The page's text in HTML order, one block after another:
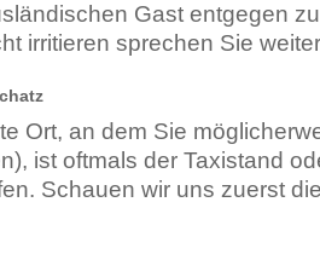
Gast entgegen
irritieren sprechen Sie
Ort, an dem Sie
ist oftmals der Taxistand
Schauen wir uns zuerst